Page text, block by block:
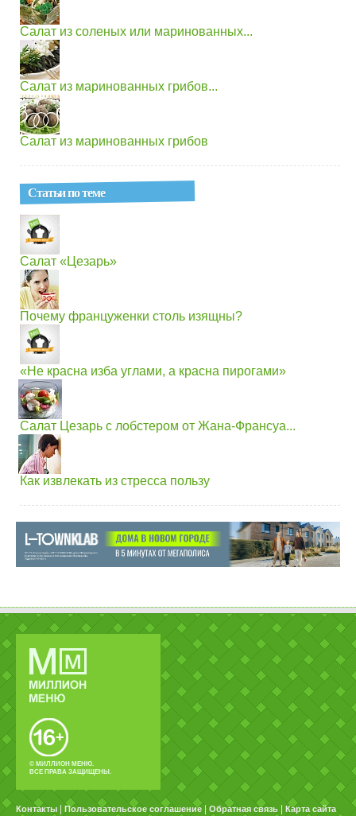
Салат из соленых или маринованных...
Салат из маринованных грибов...
Салат из маринованных грибов
Статьи по теме
Салат «Цезарь»
Почему француженки столь изящны?
«Не красна изба углами, а красна пирогами»
Салат Цезарь с лобстером от Жана-Франсуа...
Как извлекать из стресса пользу
© МИЛЛИОН МЕНЮ.
ВСЕ ПРАВА ЗАЩИЩЕНЫ.
Контакты Пользовательское соглашение Обратная связь Карта сайта